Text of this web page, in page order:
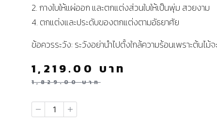
2. กางใบให้แผ่ออก และตกแต่งส่วนใบให้เป็นพุ่ม สวยงาม
4. ตกแต่งและประดับของตกแต่งตามอัธยาศัย
ข้อควรระวัง: ระวังอย่านำไปตั้งใกล้ความร้อนเพราะต้นไม้จ
1,829.00บาท
1,219.00 บาท